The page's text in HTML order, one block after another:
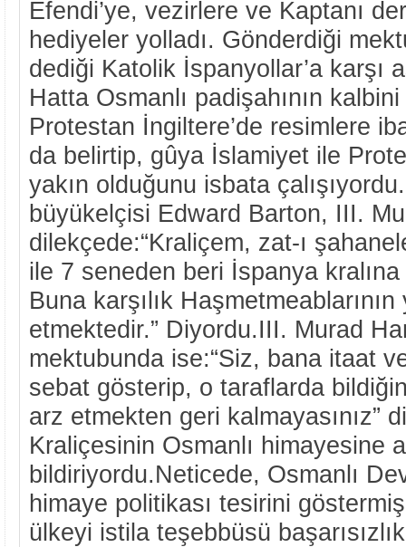
Efendi’ye, vezirlere ve Kaptanı
hediyeler yolladı. Gönderdiği
dediği Katolik İspanyollar’a karşı
Hatta Osmanlı padişahının
Protestan İngiltere’de resimlere
da belirtip, gûya İslamiyet ile
yakın olduğunu isbata
büyükelçisi Edward Barton, III.
dilekçede:“Kraliçem, zat-ı
ile 7 seneden beri İspanya kralına
Buna karşılık Haşmetmeablarının
etmektedir.” Diyordu.III. Murad
mektubunda ise:“Siz, bana itaat
sebat gösterip, o taraflarda
arz etmekten geri kalmayasınız”
Kraliçesinin Osmanlı himayesine
bildiriyordu.Neticede, Osmanlı
himaye politikası tesirini
ülkeyi istila teşebbüsü